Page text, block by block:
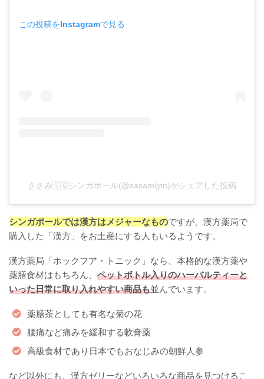
この投稿をInstagramで見る
ささみ🇸🇬シンガポール(@sasamijpn)がシェアした投稿
シンガポールでは漢方はメジャーなものですが、漢方薬局で
購入した「漢方」をお土産にする人もいるようです。
漢方薬局「ホックフア・トニック」なら、本格的な漢方薬や
薬膳食材はもちろん、 ペットボトル入りのハーバルティーと
いった日常に取り入れやすい商品も並んでいます。
薬膳茶としても有名な菊の花
腰痛など痛みを緩和する軟膏薬
高級食材であり日本でもおなじみの朝鮮人参
など以外にも、漢方ゼリーなどいろいろな商品を見つけるこ